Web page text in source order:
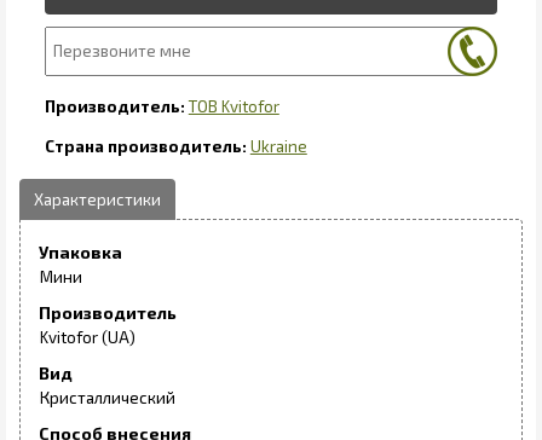
ТОВ Kvitofor
Ukraine
Упаковка
Мини
Производитель
Kvitofor (UA)
Вид
Кристаллический
Способ внесения